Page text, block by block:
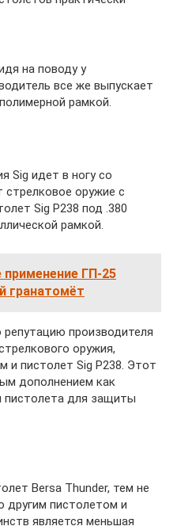
на поводу у
все же выпускает
рамкой.
Sig идет в ногу со
оружие с
Sig P238 под .380
рамкой.
применение ГП-25
гранатомёт
производителя
оружия,
и пистолет Sig P238. Этот
дополнением как
пистолета для защиты
Bersa Thunder, тем не
другим пистолетом и
является меньшая